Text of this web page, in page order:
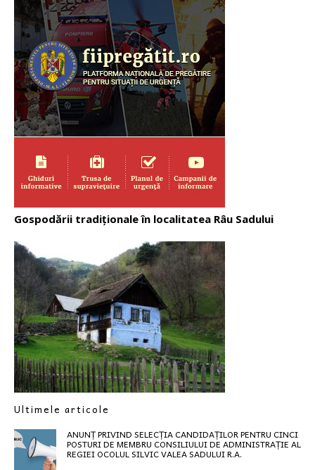
Gospodării tradiționale în localitatea Râu Sadului
Ultimele articole
ANUNȚ PRIVIND SELECȚIA CANDIDAȚILOR PENTRU CINCI
POSTURI DE MEMBRU CONSILIULUI DE ADMINISTRAȚIE AL
REGIEI OCOLUL SILVIC VALEA SADULUI R.A.